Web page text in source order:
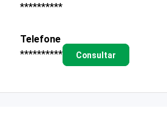
**********
Telefone
**********
Consultar